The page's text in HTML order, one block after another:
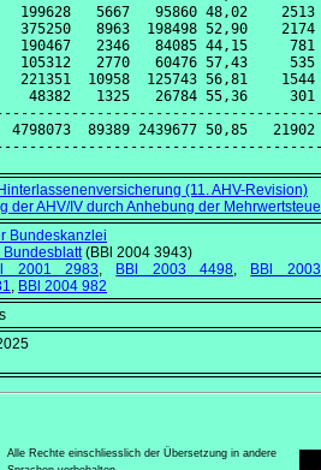
199628   5667   95860 48,02
375250   8963  198498 52,90
190467   2346   84085 44,15
105312   2770   60476 57,43
221351  10958  125743 56,81
48382   1325   26784 55,36
4798073  89389 2439677 50,85
(11. AHV-Revision)
der AHV/IV durch Anhebung der
Bundeskanzlei
Bundesblatt(BBl 2004 3943)
2001 2983, BBl 2003 4498,
BBl
, BBl 2004 982
Alle Rechte einschliesslich der Übersetzung in andere